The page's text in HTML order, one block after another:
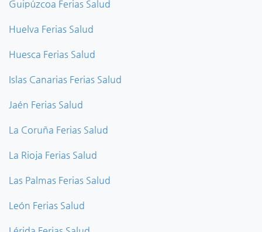
Guipúzcoa Ferias Salud
Huelva Ferias Salud
Huesca Ferias Salud
Islas Canarias Ferias Salud
Jaén Ferias Salud
La Coruña Ferias Salud
La Rioja Ferias Salud
Las Palmas Ferias Salud
León Ferias Salud